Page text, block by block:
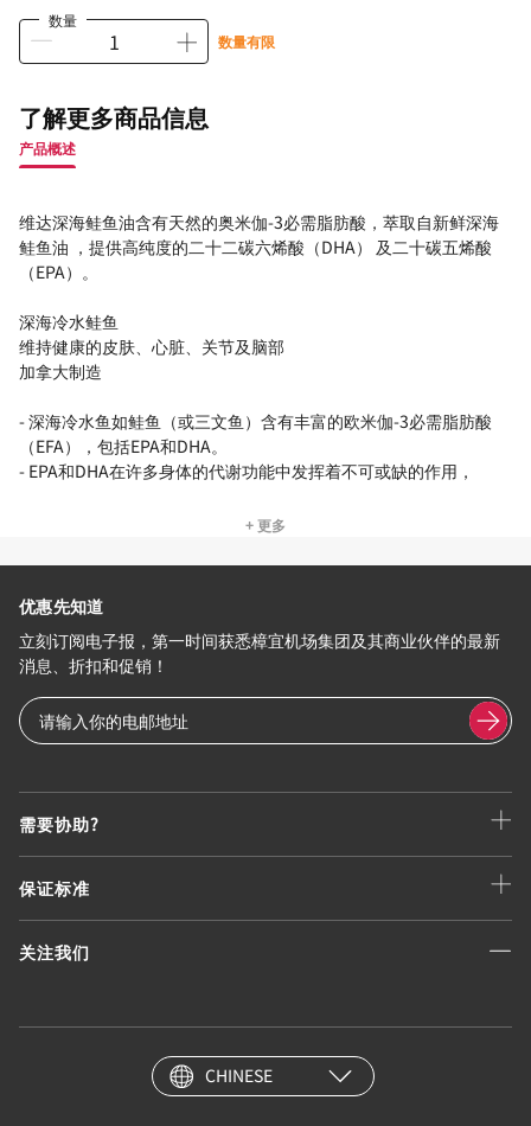
数量
数量有限
了解更多商品信息
产品概述
维达深海鲑鱼油含有天然的奥米伽-3必需脂肪酸，萃取自新鲜深海
鲑鱼油 ，提供高纯度的二十二碳六烯酸（DHA） 及二十碳五烯酸
（EPA）。
深海冷水鲑鱼
维持健康的皮肤、心脏、关节及脑部
加拿大制造
- 深海冷水鱼如鲑鱼（或三文鱼）含有丰富的欧米伽-3必需脂肪酸
（EFA），包括EPA和DHA。
- EPA和DHA在许多身体的代谢功能中发挥着不可或缺的作用，
+ 更多
需要协助?
保证标准
关注我们
优惠先知道
立刻订阅电子报，第一时间获悉樟宜机场集团及其商业伙伴的最新
消息、折扣和促销！
CHINESE